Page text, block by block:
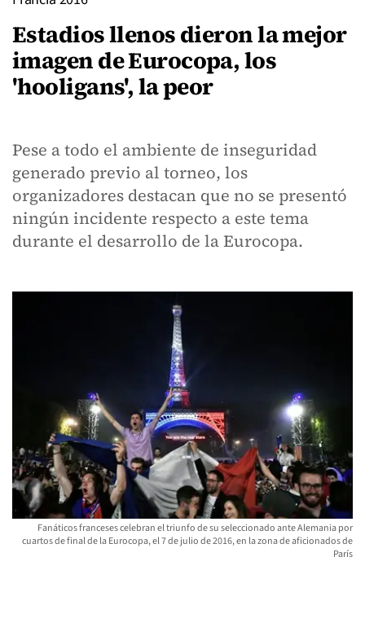
Estadios llenos dieron la mejor
imagen de Eurocopa, los
'hooligans', la peor
Pese a todo el ambiente de inseguridad
generado previo al torneo, los
organizadores destacan que no se presentó
ningún incidente respecto a este tema
durante el desarrollo de la Eurocopa.
Fanáticos franceses celebran el triunfo de su seleccionado ante Alemania por
cuartos de final de la Eurocopa, el 7 de julio de 2016, en la zona de aficionados de
París